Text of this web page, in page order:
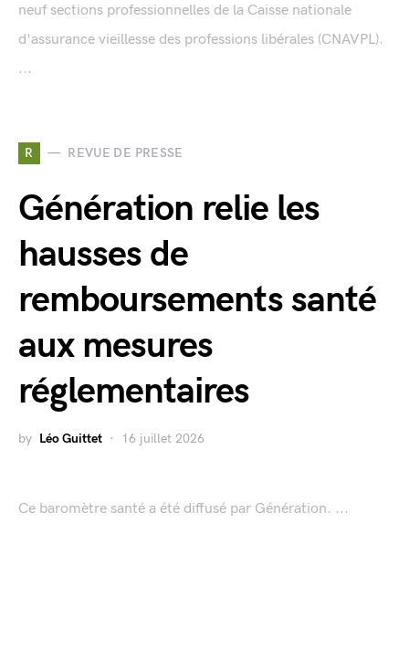
neuf sections professionnelles de la Caisse nationale
d'assurance vieillesse des professions libérales (CNAVPL).
...
R REVUE DE PRESSE
Génération relie les
hausses de
remboursements santé
aux mesures
réglementaires
by Léo Guittet 16 juillet 2026
Ce baromètre santé a été diffusé par Génération. ...